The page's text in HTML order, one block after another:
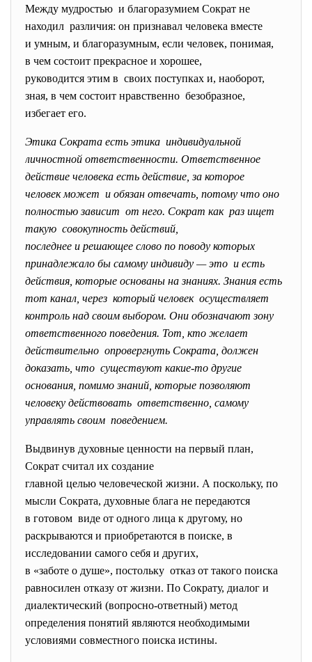
Между мудростью и благоразумием Сократ не
находил различия: он признавал человека вместе
и умным, и благоразумным, если человек, понимая,
в чем состоит прекрасное и хорошее,
руководится этим в своих поступках и, наоборот,
зная, в чем состоит нравственно безобразное,
избегает его.
Этика Сократа есть этика индивидуальной
личностной ответственности. Ответственное
действие человека есть действие, за которое
человек может и обязан отвечать, потому что оно
полностью зависит от него. Сократ как раз ищет
такую совокупность действий,
последнее и решающее слово по поводу которых
принадлежало бы самому индивиду — это и есть
действия, которые основаны на знаниях. Знания есть
тот канал, через который человек осуществляет
контроль над своим выбором. Они обозначают зону
ответственного поведения. Тот, кто желает
действительно опровергнуть Сократа, должен
доказать, что существуют какие-то другие
основания, помимо знаний, которые позволяют
человеку действовать ответственно, самому
управлять своим поведением.
Выдвинув духовные ценности на первый план,
Сократ считал их создание
главной целью человеческой жизни. А поскольку, по
мысли Сократа, духовные блага не передаются
в готовом виде от одного лица к другому, но
раскрываются и приобретаются в поиске, в
исследовании самого себя и других,
в «заботе о душе», постольку отказ от такого поиска
равносилен отказу от жизни. По Сократу, диалог и
диалектический (вопросно-ответный) метод
определения понятий являются необходимыми
условиями совместного поиска истины.